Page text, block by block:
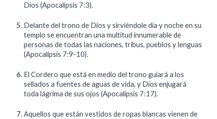
Dios (Apocalipsis 7:3).
Delante del trono de Dios y sirviéndole día y noche en su
templo se encuentran una multitud innumerable de
personas de todas las naciones, tribus, pueblos y lenguas
(Apocalipsis 7:9-10).
El Cordero que está en medio del trono guiará a los
sellados a fuentes de aguas de vida, y Dios enjugará
toda lágrima de sus ojos (Apocalipsis 7:17).
Aquellos que están vestidos de ropas blancas vienen de